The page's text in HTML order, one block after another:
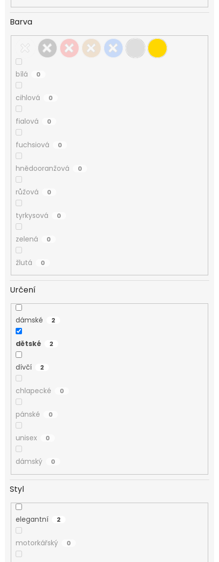
Barva
bílá 0
cihlová 0
fialová 0
fuchsiová 0
hnědooranžová 0
růžová 0
tyrkysová 0
zelená 0
žlutá 0
Určení
dámské 2
dětské 2
dívčí 2
chlapecké 0
pánské 0
unisex 0
dámský 0
Styl
elegantní 2
motorkářský 0